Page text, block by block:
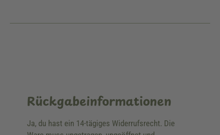
Rückgabeinformationen
Ja, du hast ein 14-tägiges Widerrufsrecht. Die